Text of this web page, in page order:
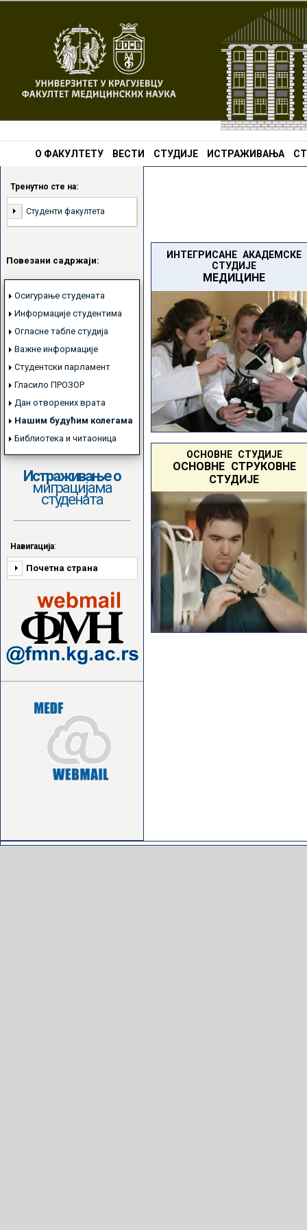
О ФАКУЛТЕТУ ВЕСТИ СТУДИЈЕ ИСТРАЖИВАЊА
Тренутно сте на:
Студенти факултета
Повезани садржаји:
Осигурање студената
Информације студентима
Огласне табле студија
Важне информације
Студентски парламент
Гласило ПРОЗОР
Дан отворених врата
Нашим будућим колегама
Библиотека и читаоница
Истраживање о
миграцијама
студената
Навигација:
Почетна страна
ИНТЕГРИСАНЕ АКАДЕМСКЕ
СТУДИЈЕ
МЕДИЦИНЕ
ОСНОВНЕ СТУДИЈЕ
ОСНОВНЕ СТРУКОВНЕ
СТУДИЈЕ